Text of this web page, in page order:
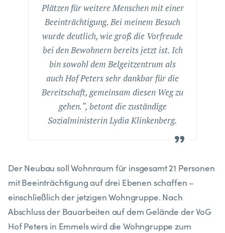
Plätzen für weitere Menschen mit einer
Beeinträchtigung. Bei meinem Besuch
wurde deutlich, wie groß die Vorfreude
bei den Bewohnern bereits jetzt ist. Ich
bin sowohl dem Belgeitzentrum als
auch Hof Peters sehr dankbar für die
Bereitschaft, gemeinsam diesen Weg zu
gehen.“, betont die zuständige
Sozialministerin Lydia Klinkenberg.
Der Neubau soll Wohnraum für insgesamt 21 Personen
mit Beeinträchtigung auf drei Ebenen schaffen –
einschließlich der jetzigen Wohngruppe. Nach
Abschluss der Bauarbeiten auf dem Gelände der VoG
Hof Peters in Emmels wird die Wohngruppe zum